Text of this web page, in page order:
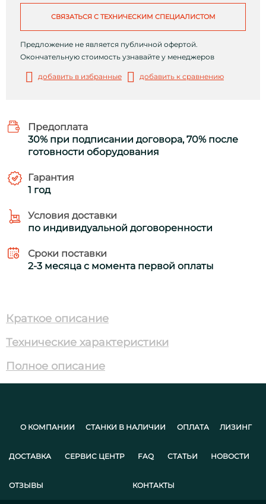
СВЯЗАТЬСЯ С ТЕХНИЧЕСКИМ СПЕЦИАЛИСТОМ
Предложение не является публичной офертой.
Окончательную стоимость узнавайте у менеджеров
добавить в избранные добавить к сравнению
Предоплата
30% при подписании договора, 70% после
готовности оборудования
Гарантия
1 год
Условия доставки
по индивидуальной договоренности
Сроки поставки
2-3 месяца с момента первой оплаты
Краткое описание
Технические характеристики
Полное описание
О КОМПАНИИ СТАНКИ В НАЛИЧИИ ОПЛАТА ЛИЗИНГ
ДОСТАВКА СЕРВИС ЦЕНТР FAQ СТАТЬИ НОВОСТИ
ОТЗЫВЫ КОНТАКТЫ